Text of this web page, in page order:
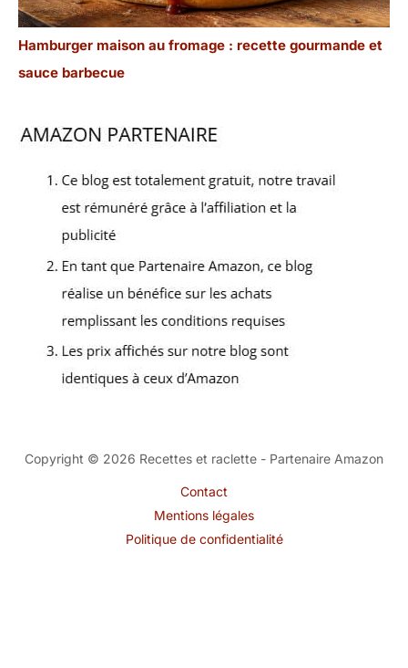
Hamburger maison au fromage : recette gourmande et
sauce barbecue
Copyright © 2026 Recettes et raclette - Partenaire Amazon
Contact
Mentions légales
Politique de confidentialité